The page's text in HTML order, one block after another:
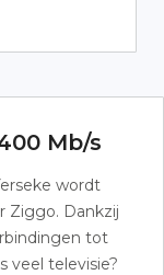
Mb/s
wordt
Ziggo. Dankzij
tot
veel televisie?